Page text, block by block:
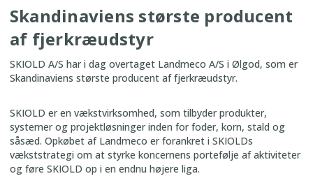
Skandinaviens største producent
af fjer­kræudstyr
SKIOLD A/S har i dag overtaget Landmeco A/S i Ølgod, som er
Skandinaviens største producent af fjer­kræudstyr.
SKIOLD er en vækstvirksomhed, som tilbyder produkter,
systemer og projektløsninger inden for foder, korn, stald og
såsæd. Opkøbet af Landmeco er forankret i SKIOLDs
vækststrategi om at styrke koncernens portefølje af aktiviteter
og føre SKIOLD op i en endnu højere liga.